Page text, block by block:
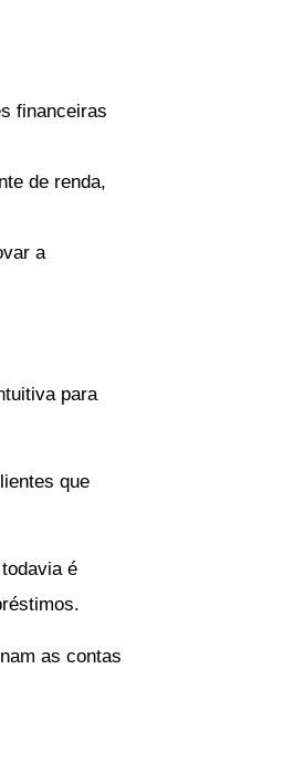
financeiras
de renda,
a
para
que
é
as contas